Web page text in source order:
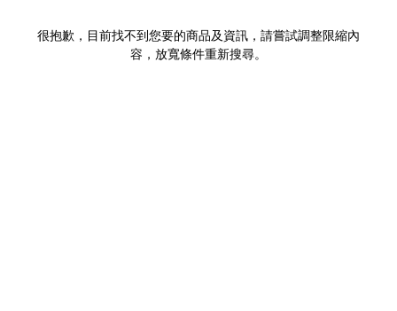
很抱歉，目前找不到您要的商品及資訊，請嘗試調整限縮內
容，放寬條件重新搜尋。